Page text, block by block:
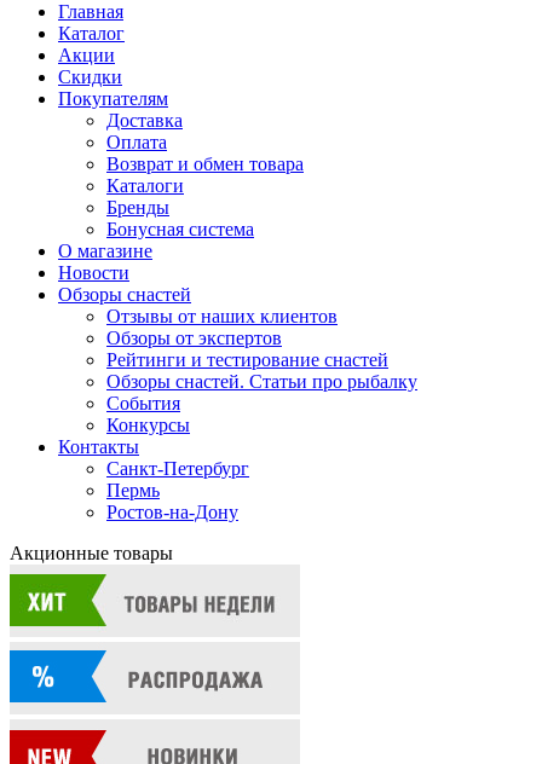
Главная
Каталог
Акции
Скидки
Покупателям
Доставка
Оплата
Возврат и обмен товара
Каталоги
Бренды
Бонусная система
О магазине
Новости
Обзоры снастей
Отзывы от наших клиентов
Обзоры от экспертов
Рейтинги и тестирование снастей
Обзоры снастей. Статьи про рыбалку
События
Конкурсы
Контакты
Санкт-Петербург
Пермь
Ростов-на-Дону
Акционные товары